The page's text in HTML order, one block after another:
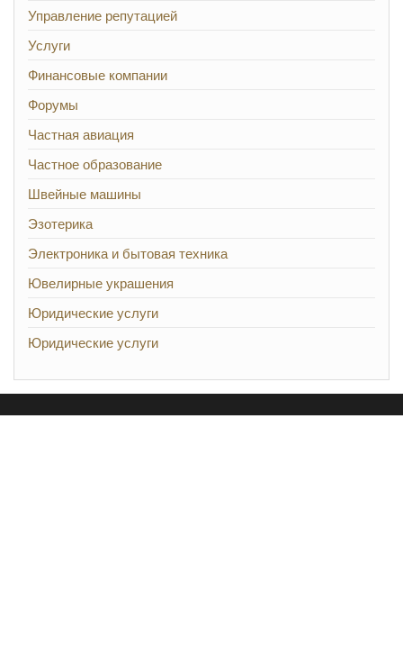
Управление репутацией
Услуги
Финансовые компании
Форумы
Частная авиация
Частное образование
Швейные машины
Эзотерика
Электроника и бытовая техника
Ювелирные украшения
Юридические услуги
Юридические услуги